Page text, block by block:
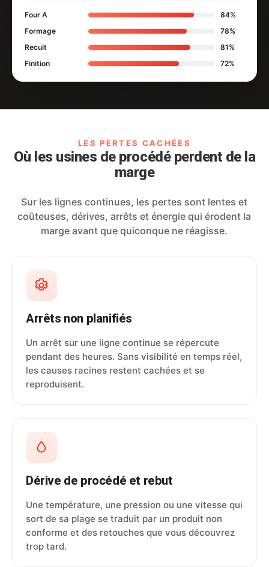
Four A
84%
Formage
78%
Recuit
81%
Finition
72%
LES PERTES CACHÉES
Où les usines de procédé perdent de la
marge
Sur les lignes continues, les pertes sont lentes et
coûteuses, dérives, arrêts et énergie qui érodent la
marge avant que quiconque ne réagisse.
Arrêts non planifiés
Un arrêt sur une ligne continue se répercute
pendant des heures. Sans visibilité en temps réel,
les causes racines restent cachées et se
reproduisent.
Dérive de procédé et rebut
Une température, une pression ou une vitesse qui
sort de sa plage se traduit par un produit non
conforme et des retouches que vous découvrez
trop tard.